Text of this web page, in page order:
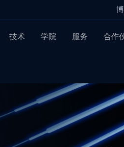
技术 学院 服务 合作